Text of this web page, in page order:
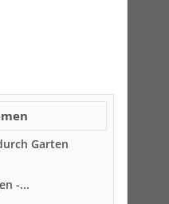
Garten
-...